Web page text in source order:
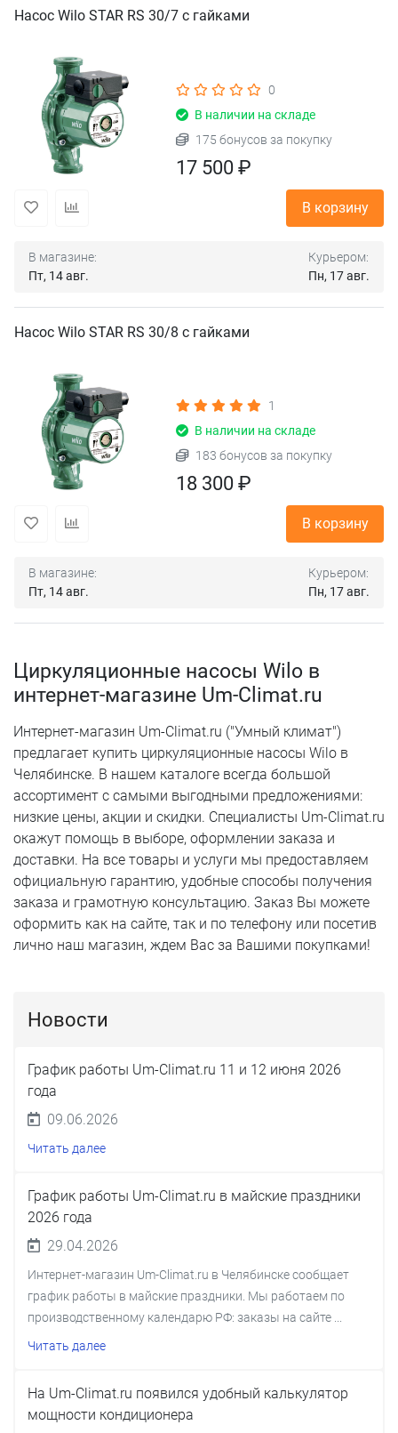
Новости
График работы Um-Climat.ru 11 и 12 июня 2026
года
09.06.2026
Читать далее
График работы Um-Climat.ru в майские праздники
2026 года
29.04.2026
Интернет-магазин Um-Climat.ru в Челябинске сообщает
график работы в майские праздники. Мы работаем по
производственному календарю РФ: заказы на сайте ...
Читать далее
На Um-Climat.ru появился удобный калькулятор
мощности кондиционера
Насос Wilo STAR RS 30/7 с гайками
0
В наличии на складе
175 бонусов за покупку
17 500 ₽
В корзину
В магазине:
Пт, 14 авг.
Курьером:
Пн, 17 авг.
Насос Wilo STAR RS 30/8 с гайками
1
В наличии на складе
183 бонусов за покупку
18 300 ₽
В корзину
В магазине:
Пт, 14 авг.
Курьером:
Пн, 17 авг.
Циркуляционные насосы Wilo в
интернет-магазине Um-Climat.ru
Интернет-магазин Um-Climat.ru ("Умный климат")
предлагает купить циркуляционные насосы Wilo в
Челябинске. В нашем каталоге всегда большой
ассортимент с самыми выгодными предложениями:
низкие цены, акции и скидки. Специалисты Um-Climat.ru
окажут помощь в выборе, оформлении заказа и
доставки. На все товары и услуги мы предоставляем
официальную гарантию, удобные способы получения
заказа и грамотную консультацию. Заказ Вы можете
оформить как на сайте, так и по телефону или посетив
лично наш магазин, ждем Вас за Вашими покупками!